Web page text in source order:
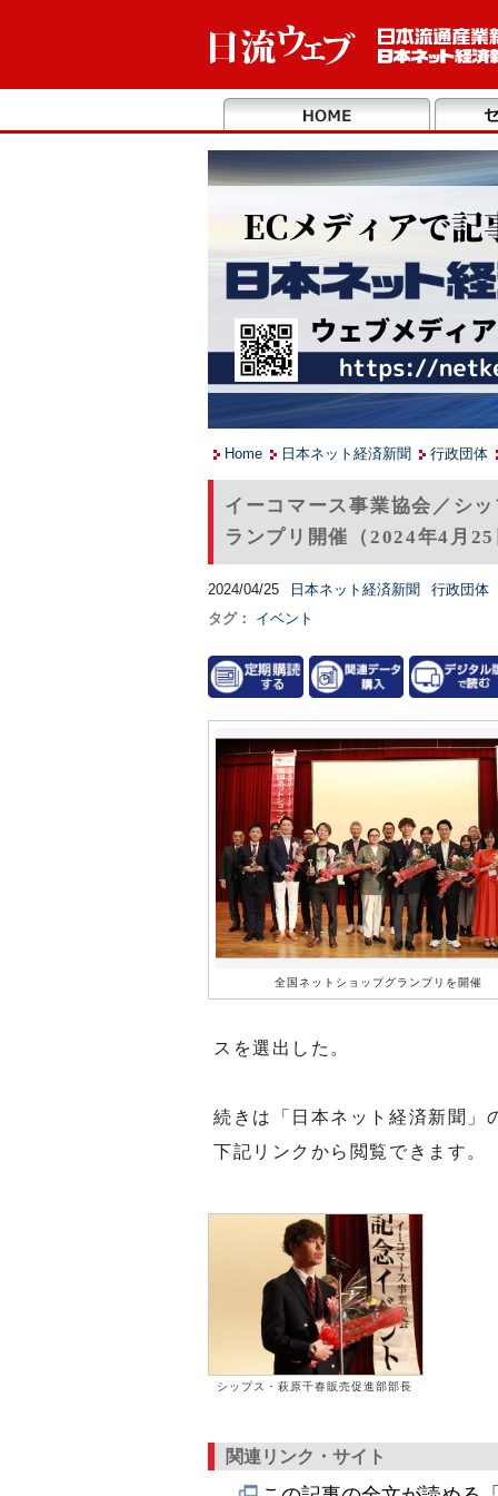
Home 日本ネット経済新聞 行政団体
イーコマース事業協会／シ
ランプリ開催（2024年4月
2024/04/25 日本ネット経済新聞
行政団体
タグ：
イベント
全国ネットショップグランプリを開催
スを選出した。
続きは「日本ネット経済新聞」
下記リンクから閲覧できます。
シップス・萩原千春販売促進部部長
関連リンク・サイト